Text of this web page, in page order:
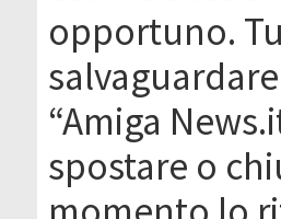
opportuno.
“Amiga
spostare o